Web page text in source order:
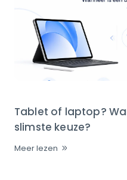
Tablet of laptop?
slimste keuze?
Meer lezen